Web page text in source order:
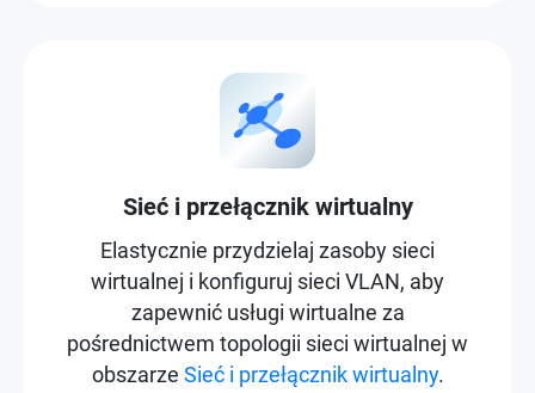
Sieć i przełącznik wirtualny
Elastycznie przydzielaj zasoby sieci
wirtualnej i konfiguruj sieci VLAN, aby
zapewnić usługi wirtualne za
pośrednictwem topologii sieci wirtualnej w
obszarze Sieć i przełącznik wirtualny.